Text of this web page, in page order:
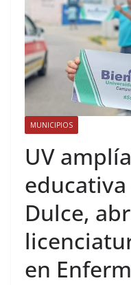
MUNICIPIOS
UV
educativa
Dulce,
en